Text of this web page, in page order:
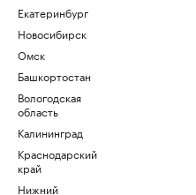
Екатеринбург
Новосибирск
Омск
Башкортостан
Вологодская
область
Калининград
Краснодарский
край
Нижний